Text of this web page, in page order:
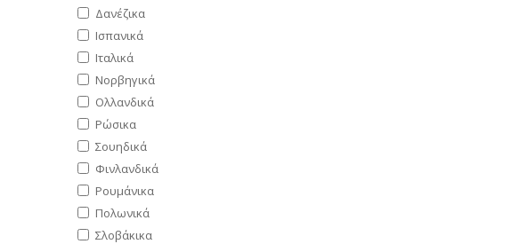
Δανέζικα
Ισπανικά
Ιταλικά
Νορβηγικά
Ολλανδικά
Ρώσικα
Σουηδικά
Φινλανδικά
Ρουμάνικα
Πολωνικά
Σλοβάκικα